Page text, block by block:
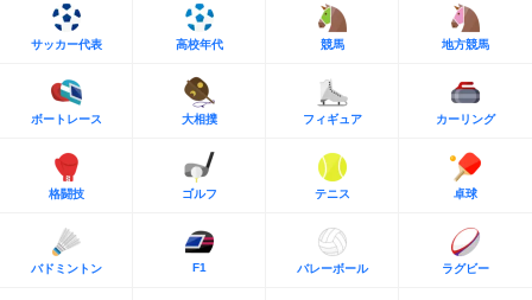
サッカー代表 高校年代 競馬 地方競馬
ボートレース 大相撲 フィギュア カーリング
格闘技 ゴルフ テニス 卓球
バドミントン F1 バレーボール ラグビー